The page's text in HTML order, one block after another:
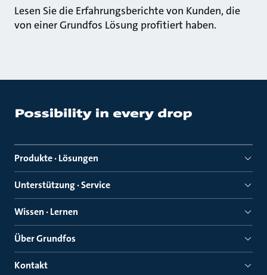
Lesen Sie die Erfahrungsberichte von Kunden, die
von einer Grundfos Lösung profitiert haben.
Produkte · Lösungen
Unterstützung · Service
Wissen · Lernen
Über Grundfos
Kontakt